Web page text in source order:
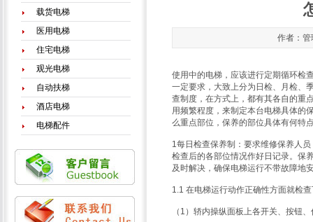
载货电梯
医用电梯
住宅电梯
观光电梯
自动扶梯
酒店电梯
电梯配件
作者：
使用中的电梯，应该进行定期循环检
一定要求，大致上分为日检、月检、
查制度，在方式上，都有其各自的重
用频繁程度，来制定本台电梯具体的
么重点部位，保养的部位具体有何特
1每日检查保养制：要求维修保养人
检查后的各部位情况作好日记录。保
及时解决，确保电梯运行不带故障地
1.1 在电梯运行动作正确性方面就检
（1）轿内操纵面板上各开关、按钮